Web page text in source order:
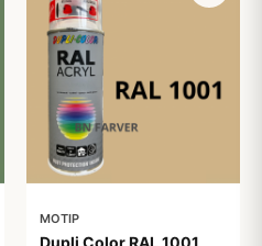
MOTIP